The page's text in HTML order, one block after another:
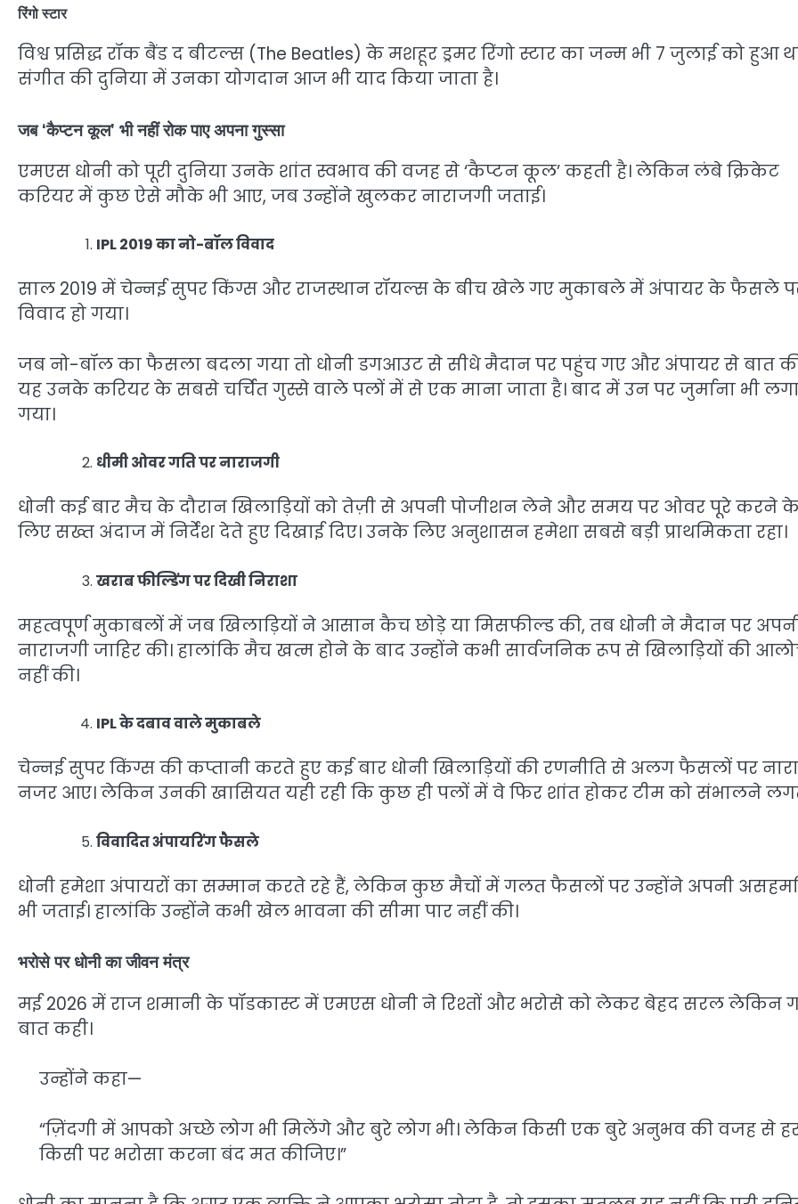
रिंगो स्टार
विश्व प्रसिद्ध रॉक बैंड द बीटल्स (The Beatles) के मशहूर ड्रमर रिंगो स्टार का जन्म भी 7 जुलाई को हुआ
संगीत की दुनिया में उनका योगदान आज भी याद किया जाता है।
जब ‘कैप्टन कूल’ भी नहीं रोक पाए अपना गुस्सा
एमएस धोनी को पूरी दुनिया उनके शांत स्वभाव की वजह से ‘कैप्टन कूल’ कहती है। लेकिन लंबे क्रिकेट
करियर में कुछ ऐसे मौके भी आए, जब उन्होंने खुलकर नाराजगी जताई।
IPL 2019 का नो-बॉल विवाद
साल 2019 में चेन्नई सुपर किंग्स और राजस्थान रॉयल्स के बीच खेले गए मुकाबले में अंपायर के फैसले
विवाद हो गया।
जब नो-बॉल का फैसला बदला गया तो धोनी डगआउट से सीधे मैदान पर पहुंच गए और अंपायर से बात
यह उनके करियर के सबसे चर्चित गुस्से वाले पलों में से एक माना जाता है। बाद में उन पर जुर्माना भी
गया।
धीमी ओवर गति पर नाराजगी
धोनी कई बार मैच के दौरान खिलाड़ियों को तेज़ी से अपनी पोजीशन लेने और समय पर ओवर पूरे करने
लिए सख्त अंदाज में निर्देश देते हुए दिखाई दिए। उनके लिए अनुशासन हमेशा सबसे बड़ी प्राथमिकता रहा।
खराब फील्डिंग पर दिखी निराशा
महत्वपूर्ण मुकाबलों में जब खिलाड़ियों ने आसान कैच छोड़े या मिसफील्ड की, तब धोनी ने मैदान पर
नाराजगी जाहिर की। हालांकि मैच खत्म होने के बाद उन्होंने कभी सार्वजनिक रूप से खिलाड़ियों की
नहीं की।
IPL के दबाव वाले मुकाबले
चेन्नई सुपर किंग्स की कप्तानी करते हुए कई बार धोनी खिलाड़ियों की रणनीति से अलग फैसलों पर
नजर आए। लेकिन उनकी खासियत यही रही कि कुछ ही पलों में वे फिर शांत होकर टीम को संभालने
विवादित अंपायरिंग फैसले
धोनी हमेशा अंपायरों का सम्मान करते रहे हैं, लेकिन कुछ मैचों में गलत फैसलों पर उन्होंने अपनी
भी जताई। हालांकि उन्होंने कभी खेल भावना की सीमा पार नहीं की।
भरोसे पर धोनी का जीवन मंत्र
मई 2026 में राज शमानी के पॉडकास्ट में एमएस धोनी ने रिश्तों और भरोसे को लेकर बेहद सरल लेकिन
बात कही।
उन्होंने कहा—
“ज़िंदगी में आपको अच्छे लोग भी मिलेंगे और बुरे लोग भी। लेकिन किसी एक बुरे अनुभव की वजह से
किसी पर भरोसा करना बंद मत कीजिए।”